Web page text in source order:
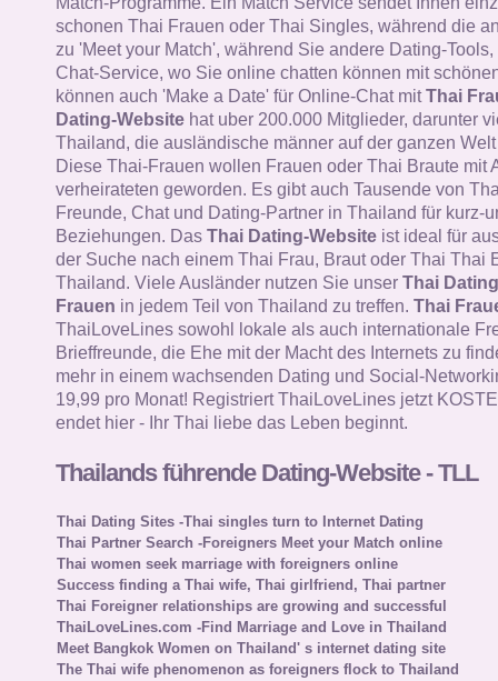
schonen Thai Frauen oder Thai Singles, während die
zu 'Meet your Match', während Sie andere Dating-
Chat-Service, wo Sie online chatten können mit
können auch 'Make a Date' für Online-Chat mitThai
Dating-Websitehat uber 200.000 Mitglieder, darunter
Thailand, die ausländische männer auf der ganzen
Diese Thai-Frauen wollen Frauen oder Thai Braute mit
verheirateten geworden. Es gibt auch Tausende von
Freunde, Chat und Dating-Partner in Thailand für kurz-
Beziehungen. Das Thai Dating-Websiteist ideal für
der Suche nach einem Thai Frau, Braut oder Thai Thai
Thailand. Viele Ausländer nutzen Sie unser Thai
Frauen in jedem Teil von Thailand zu treffen. Thai
ThaiLoveLines sowohl lokale als auch internationale
Brieffreunde, die Ehe mit der Macht des Internets zu
mehr in einem wachsenden Dating und Social-
19,99 pro Monat! Registriert ThaiLoveLines jetzt
endet hier - Ihr Thai liebe das Leben beginnt.
Thailands führende Dating-Website - TLL
Thai Dating Sites -Thai singles turn to Internet Dating
Thai Partner Search -Foreigners Meet your Match online
Thai women seek marriage with foreigners online
Success finding a Thai wife, Thai girlfriend, Thai partner
Thai Foreigner relationships are growing and successful
ThaiLoveLines.com -Find Marriage and Love in Thailand
Meet Bangkok Women on Thailand' s internet dating site
The Thai wife phenomenon as foreigners flock to Thailand